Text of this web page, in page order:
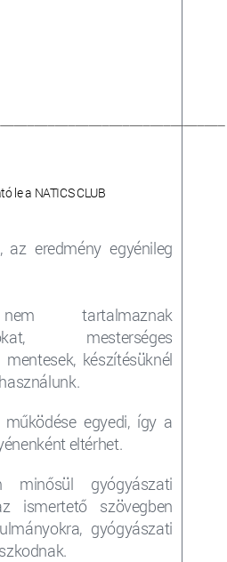
le a NATICS CLUB
az eredmény egyénileg
tartalmaznak
mesterséges
mentesek, készítésüknél
egyedi, így a
eltérhet.
gyógyászati
ismertető szövegben
gyógyászati